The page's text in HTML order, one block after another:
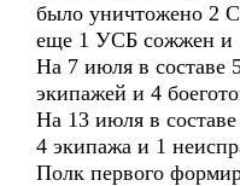
было уничтожено 2
еще 1 УСБ сожжен и
На 7 июля в составе
экипажей и 4
На 13 июля в
4 экипажа и 1
Полк первого